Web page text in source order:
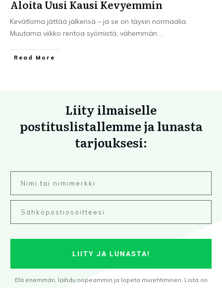
Aloita Uusi Kausi Kevyemmin
Kevätloma jättää jälkensä – ja se on täysin normaalia.
Muutama viikko rentoa syömistä, vähemmän ...
Read More
Liity ilmaiselle
postituslistallemme ja lunasta
tarjouksesi:
LIITY JA LUNASTA!
Elä enemmän, laihdu nopeammin ja lopeta murehtiminen. Lista on